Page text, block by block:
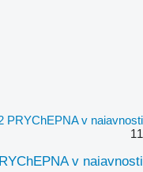
PRYChEPNA v naiavnosti
11
v naiavnosti